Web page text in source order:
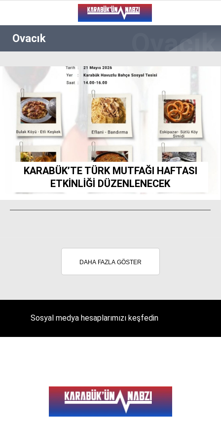
Instagram
Youtube
19.6
KARABÜK
ALT MANŞET
GÜNCEL
BÖLGEDEN
GENEL
SPOR
Ovacık
KARABÜK’TE TÜRK MUTFAĞI HAFTASI
ETKİNLİĞİ DÜZENLENECEK
DAHA FAZLA GÖSTER
Sosyal medya hesaplarımızı keşfedin